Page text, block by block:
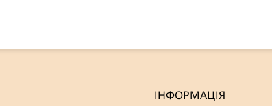
ІНФОРМАЦІЯ